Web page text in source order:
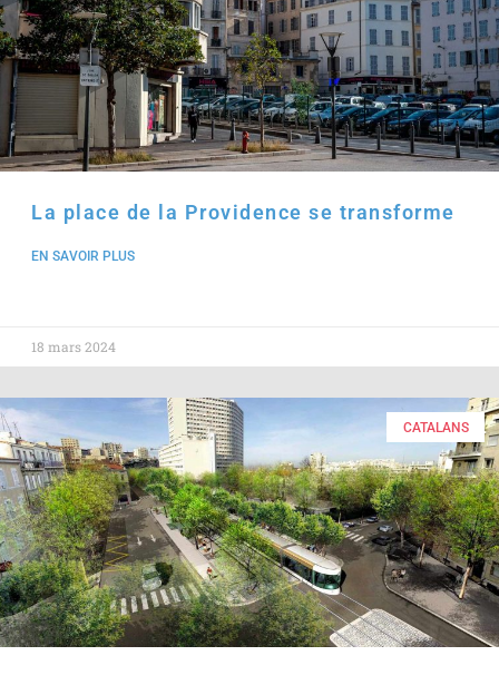
La place de la Providence se transforme
EN SAVOIR PLUS
18 mars 2024
CATALANS